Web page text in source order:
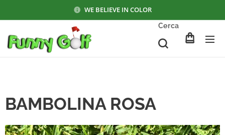
WE BELIEVE IN COLOR
Cerca
BAMBOLINA ROSA